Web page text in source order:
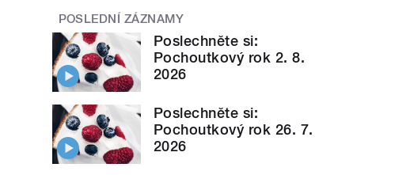
POSLEDNÍ ZÁZNAMY
Poslechněte si:
Pochoutkový rok 2. 8.
2026
Poslechněte si:
Pochoutkový rok 26. 7.
2026